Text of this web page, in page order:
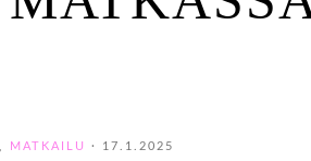
MATKAILU · 17.1.2025